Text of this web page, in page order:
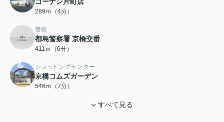
289ｍ（4分）
警察
都島警察署 京橋交番
411ｍ（6分）
ショッピングセンター
京橋コムズガーデン
546ｍ（7分）
すべて見る